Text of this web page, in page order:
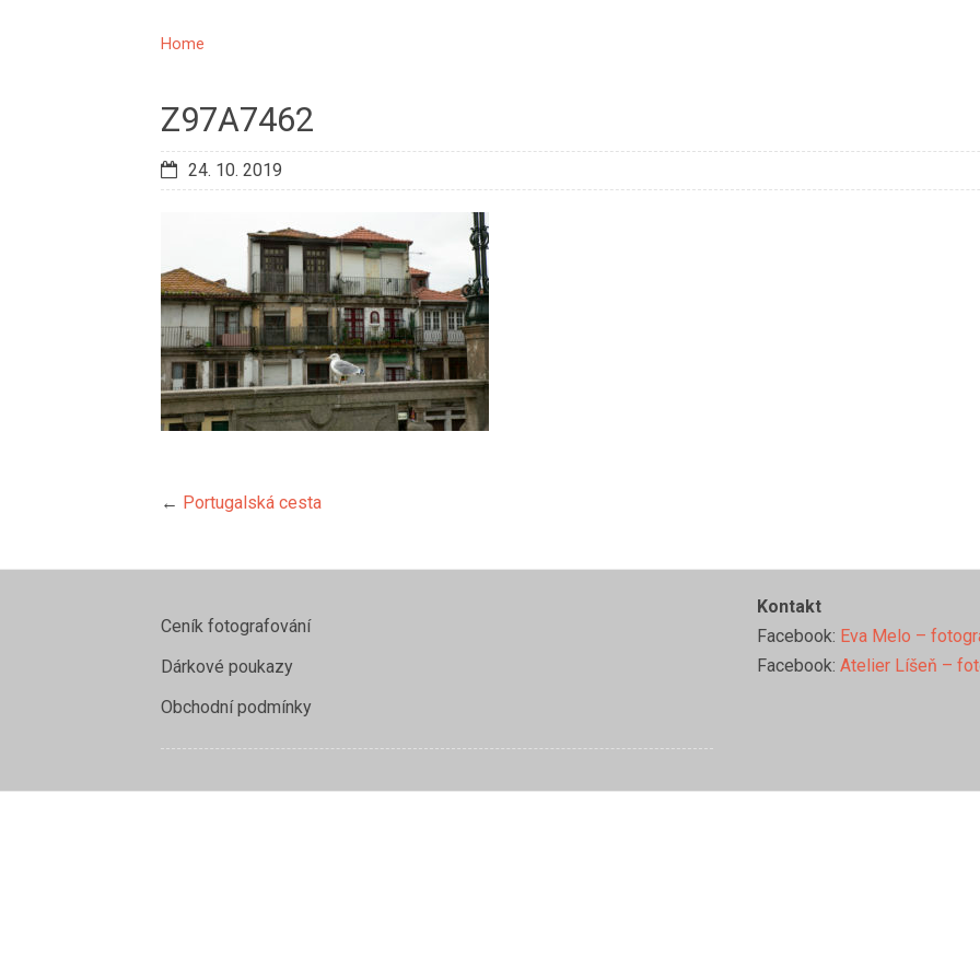
Home
Z97A7462
24. 10. 2019
← Portugalská cesta
Ceník fotografování
Dárkové poukazy
Obchodní podmínky
Kontakt
Facebook: Eva Melo –
Facebook: Atelier Líšeň –